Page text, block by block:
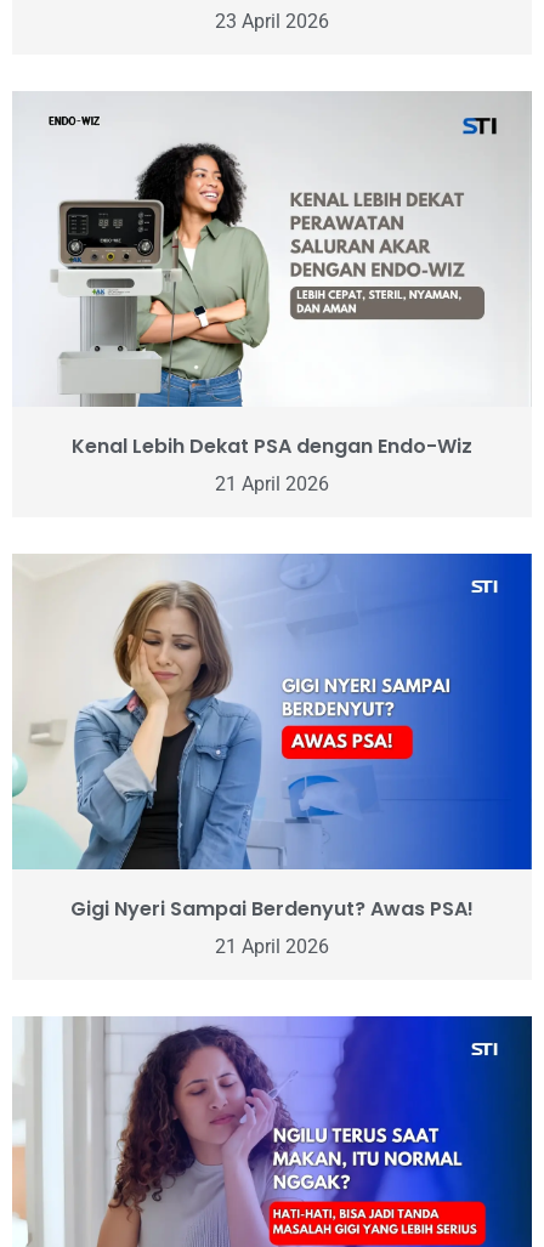
23 April 2026
Kenal Lebih Dekat PSA dengan Endo-Wiz
21 April 2026
Gigi Nyeri Sampai Berdenyut? Awas PSA!
21 April 2026